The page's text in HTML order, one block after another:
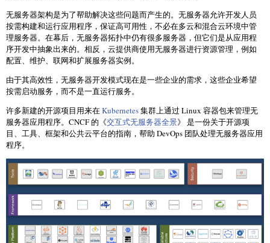
无服务器架构是为了帮助解决这些问题而产生的。无服务器允许开发人员
按需构建和运行应用程序，保证高可用性，不必在多云和混合云环境中管
理服务器。在幕后，无服务器拓扑中仍有很多服务器，但它们是从应用程
序开发中抽象出来的。相反，云提供商使用无服务器进行资源管理，例如
配置、维护、联网和扩展服务器实例。
由于其高效性，无服务器开发模式现在是一些企业的需求，这些企业希望
按需启动服务，而不是一直运行服务。
许多新建的开源项目用来在Kubernetes集群上通过 Linux 容器包来管理无
服务器应用程序。CNCF 的《交互式无服务器全景》 是一份关于开源项
目、工具、框架和公共云平台的指南，帮助 DevOps 团队处理无服务器应用
程序。